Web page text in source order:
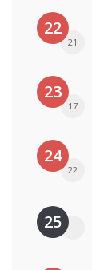
22
21
23
17
24
22
25